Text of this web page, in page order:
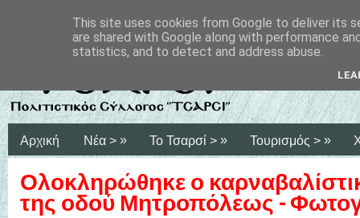
Αρχική Νέα > » Το Τσαρσί > » Τουρισμός > »
Ολοκληρώθηκε ο
της οδού Μητροπόλεως -
This site uses cookies from Google to deliver its
are shared with Google along with performance
statistics, and to detect and address abuse.